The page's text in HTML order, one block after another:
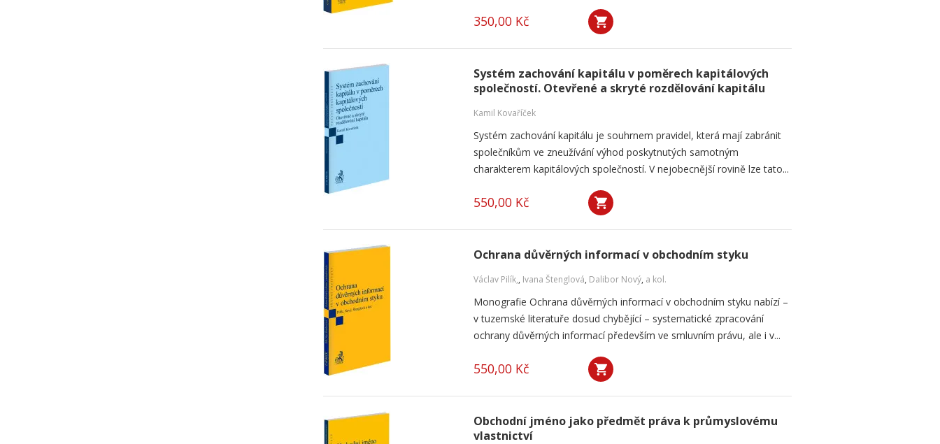
350,00 Kč
Systém zachování kapitálu v poměrech kapitálových
společností. Otevřené a skryté rozdělování kapitálu
Kamil Kovaříček
Systém zachování kapitálu je souhrnem pravidel, která mají zabránit
společníkům ve zneužívání výhod poskytnutých samotným
charakterem kapitálových společností. V nejobecnější rovině lze tato...
550,00 Kč
Ochrana důvěrných informací v obchodním styku
Václav Pilík,, Ivana Štenglová, Dalibor Nový, a kol.
Monografie Ochrana důvěrných informací v obchodním styku nabízí –
v tuzemské literatuře dosud chybějící – systematické zpracování
ochrany důvěrných informací především ve smluvním právu, ale i v...
550,00 Kč
Obchodní jméno jako předmět práva k průmyslovému
vlastnictví